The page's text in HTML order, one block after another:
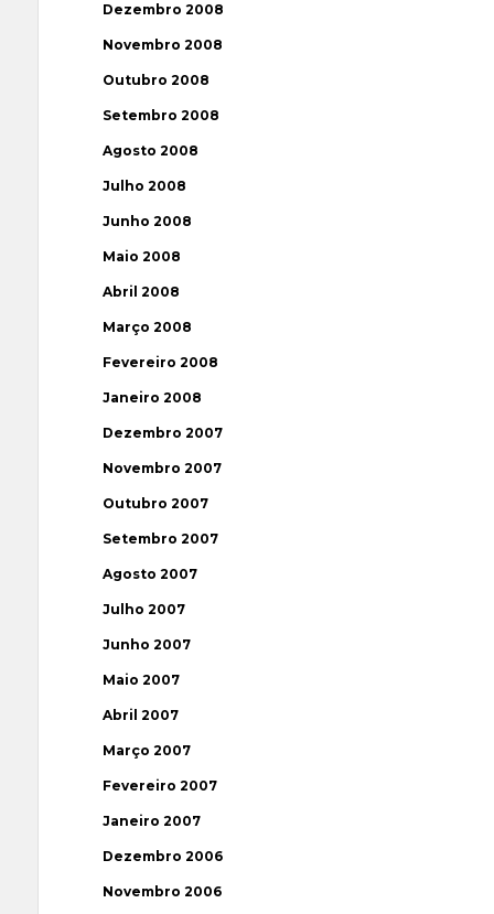
Dezembro 2008
Novembro 2008
Outubro 2008
Setembro 2008
Agosto 2008
Julho 2008
Junho 2008
Maio 2008
Abril 2008
Março 2008
Fevereiro 2008
Janeiro 2008
Dezembro 2007
Novembro 2007
Outubro 2007
Setembro 2007
Agosto 2007
Julho 2007
Junho 2007
Maio 2007
Abril 2007
Março 2007
Fevereiro 2007
Janeiro 2007
Dezembro 2006
Novembro 2006